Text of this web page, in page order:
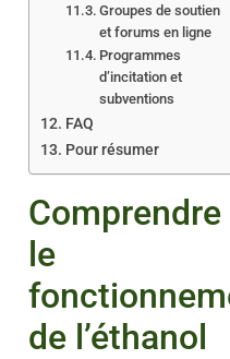
Groupes de soutien
et forums en ligne
Programmes
d’incitation et
subventions
FAQ
Pour résumer
Comprendre
le
de l’éthanol